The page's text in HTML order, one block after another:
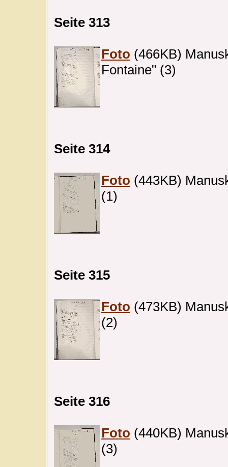
Seite 313
Foto (466KB)
Fontaine" (3)
Seite 314
Foto (443KB)
(1)
Seite 315
Foto (473KB)
(2)
Seite 316
Foto (440KB)
(3)